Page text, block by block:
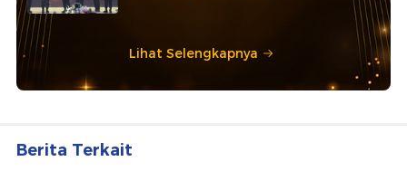
Lihat Selengkapnya
Berita Terkait